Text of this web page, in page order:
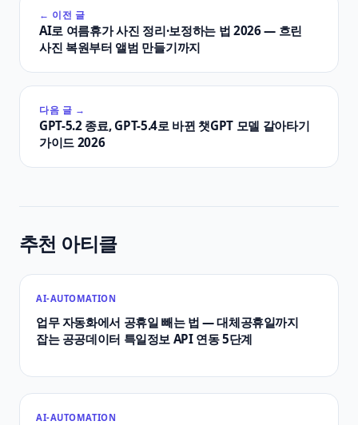
← 이전 글
AI로 여름휴가 사진 정리·보정하는 법 2026 — 흐린
사진 복원부터 앨범 만들기까지
다음 글 →
GPT-5.2 종료, GPT-5.4로 바뀐 챗GPT 모델 갈아타기
가이드 2026
추천 아티클
AI-AUTOMATION
업무 자동화에서 공휴일 빼는 법 — 대체공휴일까지
잡는 공공데이터 특일정보 API 연동 5단계
AI-AUTOMATION